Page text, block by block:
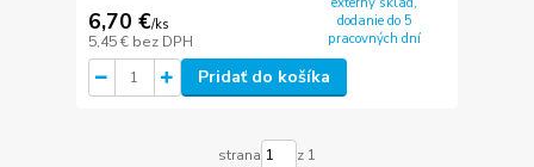
6,70 €/ks
5,45 € bez DPH
dodanie do 5
pracovných dní
Pridať do košíka
strana z 1